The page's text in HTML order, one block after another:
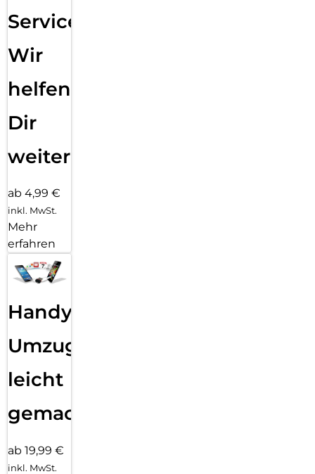
Service:
Wir
helfen
Dir
weiter
ab 4,99 €
inkl. MwSt.
Mehr
erfahren
Handy
Umzug
leicht
gemacht!
ab 19,99 €
inkl. MwSt.